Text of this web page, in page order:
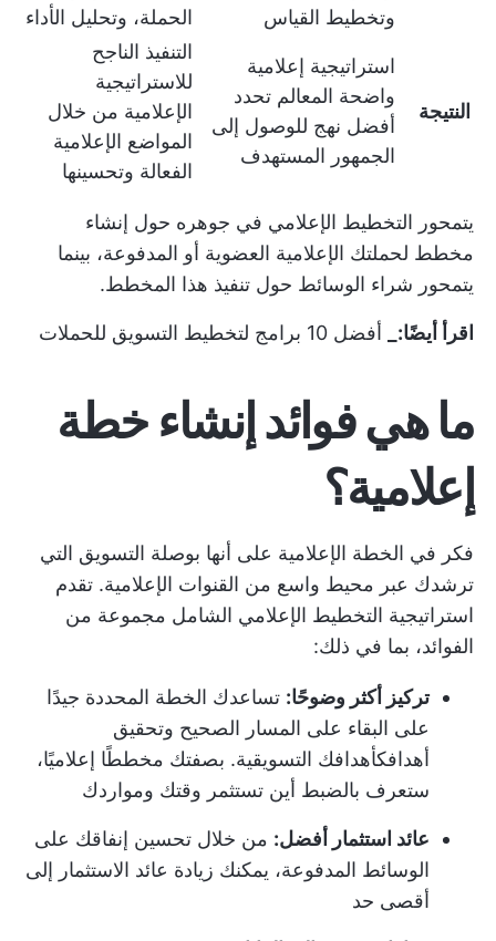
وتخطيط القياس
الحملة، وتحليل الأداء
النتيجة
استراتيجية إعلامية
واضحة المعالم تحدد
أفضل نهج للوصول إلى
الجمهور المستهدف
التنفيذ الناجح
للاستراتيجية
الإعلامية من خلال
المواضع الإعلامية
الفعالة وتحسينها
يتمحور التخطيط الإعلامي في جوهره حول إنشاء
مخطط لحملتك الإعلامية العضوية أو المدفوعة، بينما
يتمحور شراء الوسائط حول تنفيذ هذا المخطط.
اقرأ أيضًا:_ أفضل 10 برامج لتخطيط التسويق للحملات
ما هي فوائد إنشاء خطة
إعلامية؟
فكر في الخطة الإعلامية على أنها بوصلة التسويق التي
ترشدك عبر محيط واسع من القنوات الإعلامية. تقدم
استراتيجية التخطيط الإعلامي الشامل مجموعة من
الفوائد، بما في ذلك:
تركيز أكثر وضوحًا: تساعدك الخطة المحددة جيدًا
على البقاء على المسار الصحيح وتحقيق
أهدافكأهدافك التسويقية. بصفتك مخططًا إعلاميًا،
ستعرف بالضبط أين تستثمر وقتك ومواردك
عائد استثمار أفضل: من خلال تحسين إنفاقك على
الوسائط المدفوعة، يمكنك زيادة عائد الاستثمار إلى
أقصى حد